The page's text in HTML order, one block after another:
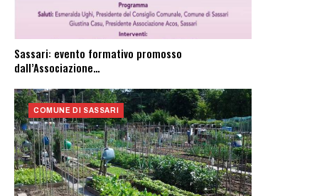
Sassari: evento formativo promosso
dall’Associazione…
COMUNE DI SASSARI